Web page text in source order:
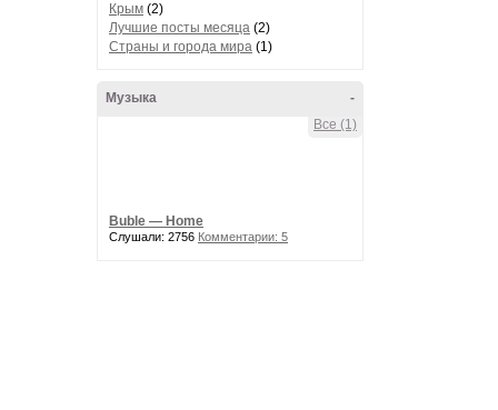
Крым (2)
Лучшие посты месяца (2)
Страны и города мира (1)
-
Музыка
Все (1)
Buble — Home
Слушали: 2756 Комментарии: 5